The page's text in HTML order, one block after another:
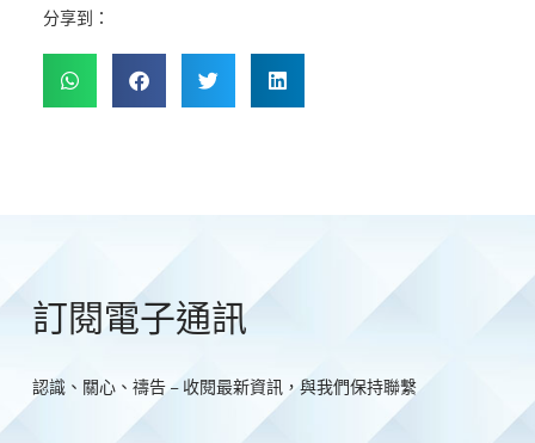
分享到：
訂閱電子通訊
認識、關心、禱告 – 收閱最新資訊，與我們保持聯繫